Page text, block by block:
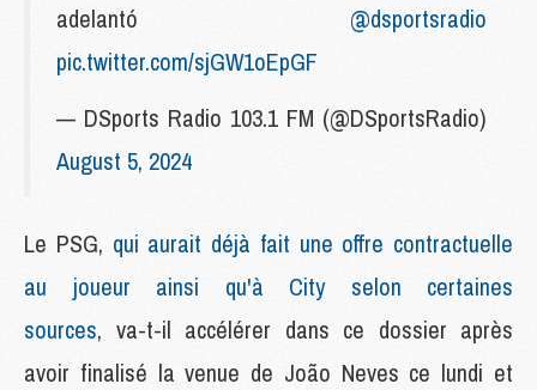
adelantó @dsportsradio
pic.twitter.com/sjGW1oEpGF
— DSports Radio 103.1 FM (@DSportsRadio)
August 5, 2024
Le PSG, qui aurait déjà fait une offre contractuelle
au joueur ainsi qu'à City selon certaines
sources, va-t-il accélérer dans ce dossier après
avoir finalisé la venue de João Neves ce lundi et